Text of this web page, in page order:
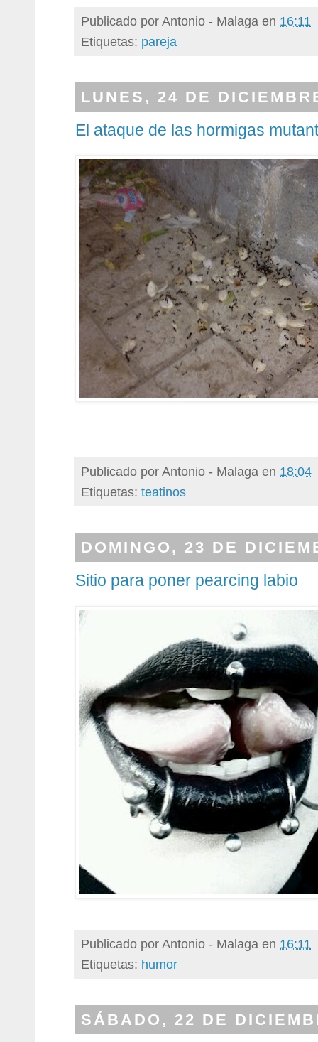
Publicado porAntonio - Malaga en 16:11
Etiquetas: pareja
LUNES, 24 DE
El ataque de las hormigas
Publicado porAntonio - Malaga en 18:04
Etiquetas: teatinos
DOMINGO, 23 DE
Sitio para poner pearcing labio
Publicado porAntonio - Malaga en 16:11
Etiquetas: humor
SÁBADO, 22 DE